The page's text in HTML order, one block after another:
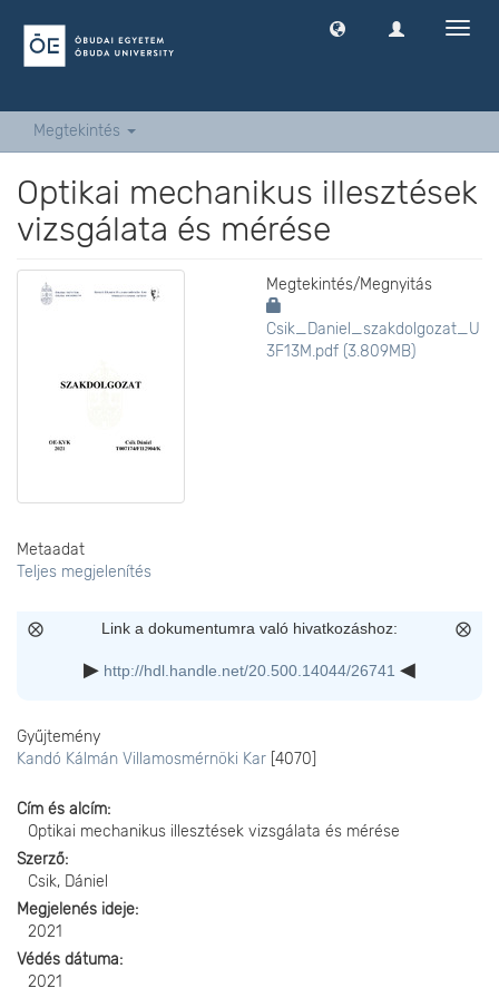
Megtekintés
Optikai mechanikus illesztések
vizsgálata és mérése
Megtekintés/Megnyitás
Csik_Daniel_szakdolgozat_U
3F13M.pdf (3.809MB)
Metaadat
Teljes megjelenítés
Link a dokumentumra való hivatkozáshoz:
http://hdl.handle.net/20.500.14044/26741
Gyűjtemény
Kandó Kálmán Villamosmérnöki Kar [4070]
Cím és alcím
Optikai mechanikus illesztések vizsgálata és mérése
Szerző
Csik, Dániel
Megjelenés ideje
2021
Védés dátuma
2021